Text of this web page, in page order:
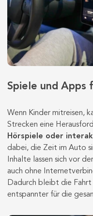
Spiele und Apps
Wenn Kinder mitreisen,
Strecken eine
Hörspiele oder
dabei, die Zeit im Auto
Inhalte lassen sich vor
auch ohne
Dadurch bleibt die Fahrt
entspannter für die